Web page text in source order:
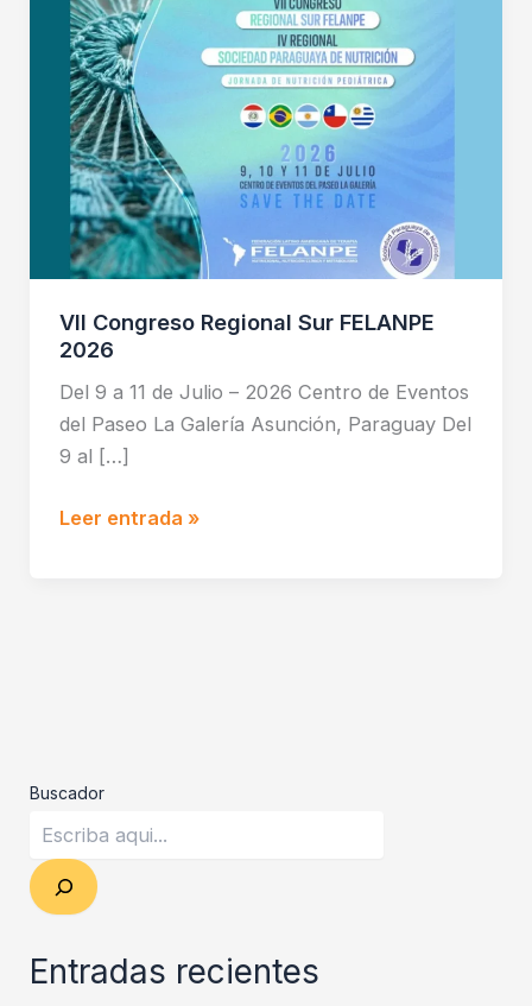
VII Congreso Regional Sur FELANPE
2026
Del 9 a 11 de Julio – 2026 Centro de Eventos
del Paseo La Galería Asunción, Paraguay Del
9 al […]
Leer entrada »
Buscador
Entradas recientes